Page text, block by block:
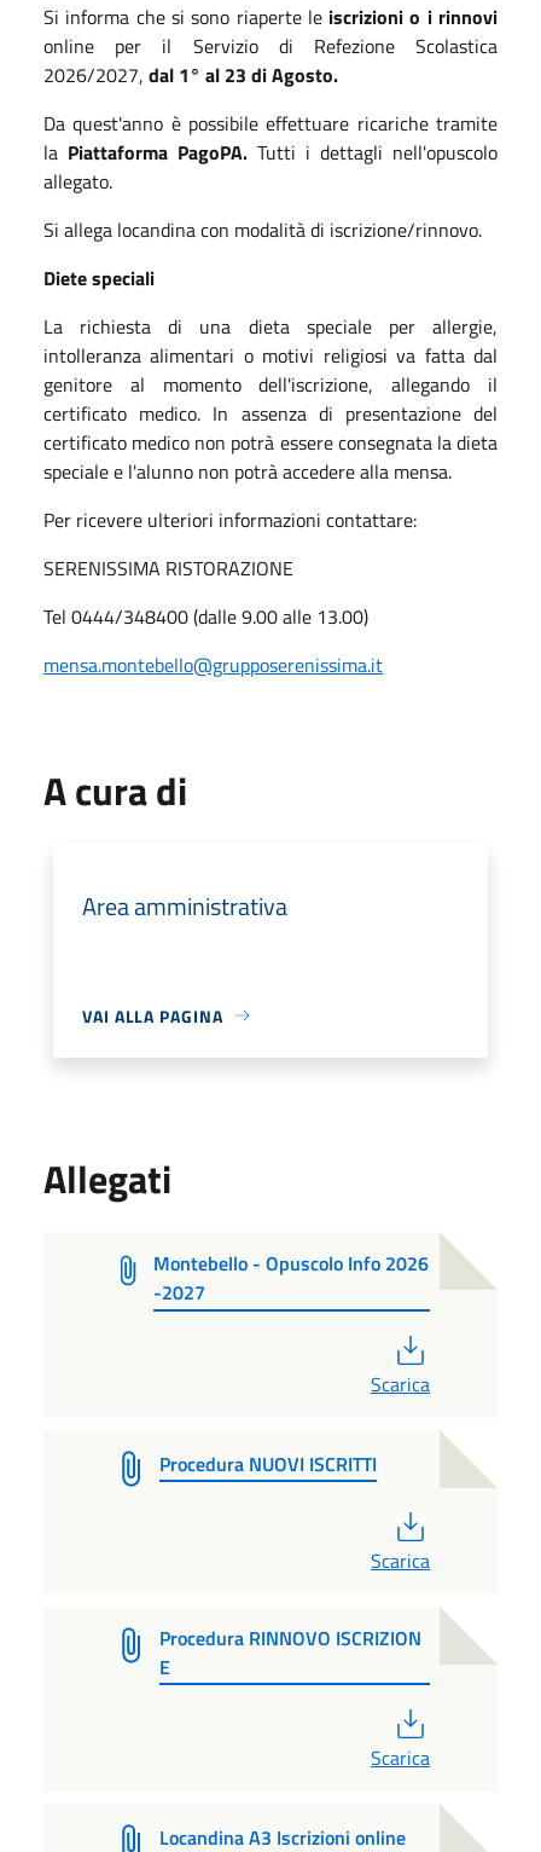
Si informa che si sono riaperte le iscrizioni o i rinnovi
online per il Servizio di Refezione Scolastica
2026/2027, dal 1° al 23 di Agosto.
Da quest'anno è possibile effettuare ricariche tramite
la Piattaforma PagoPA. Tutti i dettagli nell'opuscolo
allegato.
Si allega locandina con modalità di iscrizione/rinnovo.
Diete speciali
La richiesta di una dieta speciale per allergie,
intolleranza alimentari o motivi religiosi va fatta dal
genitore al momento dell'iscrizione, allegando il
certificato medico. In assenza di presentazione del
certificato medico non potrà essere consegnata la dieta
speciale e l'alunno non potrà accedere alla mensa.
Per ricevere ulteriori informazioni contattare:
SERENISSIMA RISTORAZIONE
Tel 0444/348400 (dalle 9.00 alle 13.00)
mensa.montebello@grupposerenissima.it
A cura di
Area amministrativa
VAI ALLA PAGINA
Allegati
Montebello - Opuscolo Info 2026
-2027
Scarica
Procedura NUOVI ISCRITTI
Scarica
Procedura RINNOVO ISCRIZION
E
Scarica
Locandina A3 Iscrizioni online